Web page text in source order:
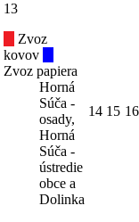
13
Zvoz
kovov
Zvoz papiera
Horná
Súča -
osady,
Horná
Súča -
ústredie
obce a
Dolinka
14 15 16